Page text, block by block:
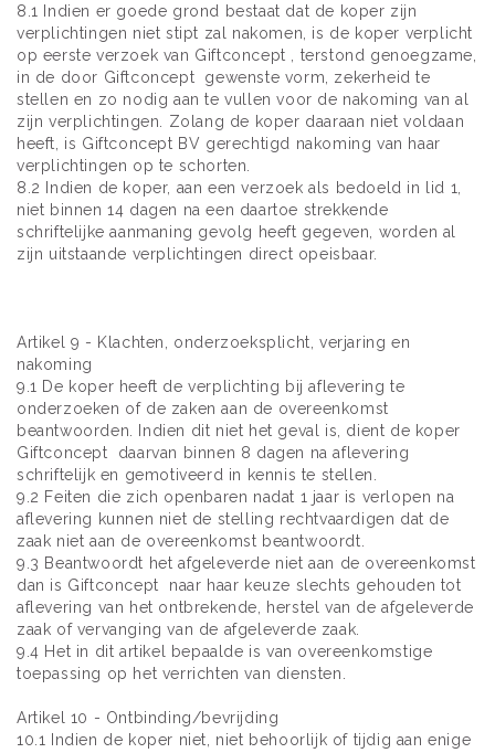
8.1 Indien er goede grond bestaat dat de koper zijn
verplichtingen niet stipt zal nakomen, is de koper verplicht
op eerste verzoek van Giftconcept , terstond genoegzame,
in de door Giftconcept gewenste vorm, zekerheid te
stellen en zo nodig aan te vullen voor de nakoming van al
zijn verplichtingen. Zolang de koper daaraan niet voldaan
heeft, is Giftconcept BV gerechtigd nakoming van haar
verplichtingen op te schorten.
8.2 Indien de koper, aan een verzoek als bedoeld in lid 1,
niet binnen 14 dagen na een daartoe strekkende
schriftelijke aanmaning gevolg heeft gegeven, worden al
zijn uitstaande verplichtingen direct opeisbaar.
Artikel 9 - Klachten, onderzoeksplicht, verjaring en
nakoming
9.1 De koper heeft de verplichting bij aflevering te
onderzoeken of de zaken aan de overeenkomst
beantwoorden. Indien dit niet het geval is, dient de koper
Giftconcept daarvan binnen 8 dagen na aflevering
schriftelijk en gemotiveerd in kennis te stellen.
9.2 Feiten die zich openbaren nadat 1 jaar is verlopen na
aflevering kunnen niet de stelling rechtvaardigen dat de
zaak niet aan de overeenkomst beantwoordt.
9.3 Beantwoordt het afgeleverde niet aan de overeenkomst
dan is Giftconcept naar haar keuze slechts gehouden tot
aflevering van het ontbrekende, herstel van de afgeleverde
zaak of vervanging van de afgeleverde zaak.
9.4 Het in dit artikel bepaalde is van overeenkomstige
toepassing op het verrichten van diensten.
Artikel 10 - Ontbinding/bevrijding
10.1 Indien de koper niet, niet behoorlijk of tijdig aan enige